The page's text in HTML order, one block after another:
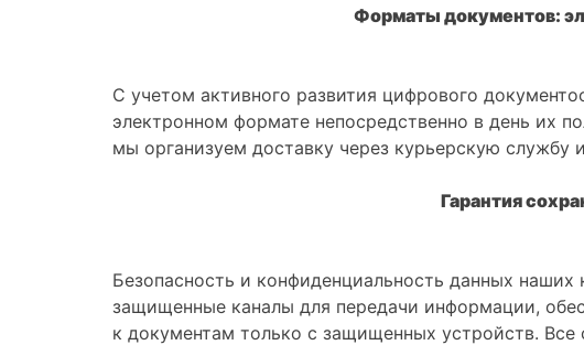
Форматы документов:
С учетом активного развития цифрового
электронном формате непосредственно в день их
мы организуем доставку через курьерскую службу
Гарантия
Безопасность и конфиденциальность данных
защищенные каналы для передачи информации,
к документам только с защищенных устройств.